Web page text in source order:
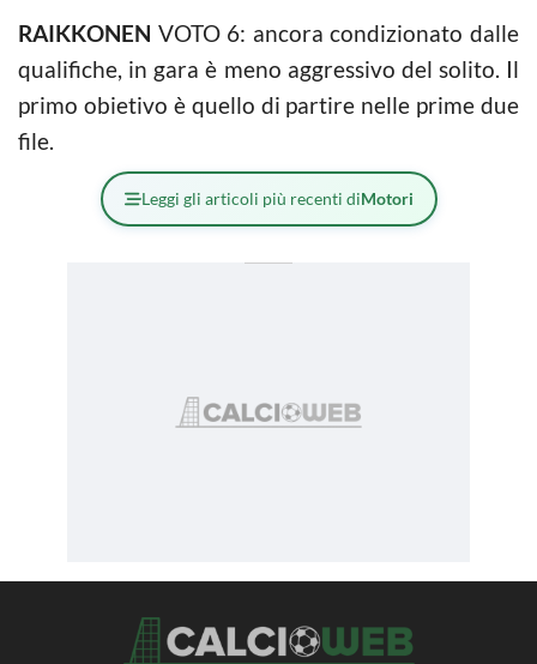
RAIKKONEN VOTO 6: ancora condizionato dalle
qualifiche, in gara è meno aggressivo del solito. Il
primo obietivo è quello di partire nelle prime due
file.
Leggi gli articoli più recenti diMotori